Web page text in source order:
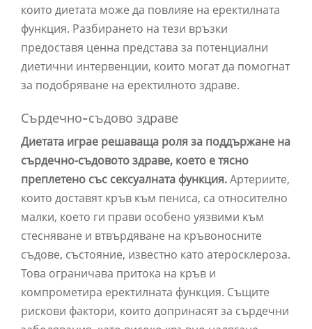
които диетата може да повлияе на еректилната
функция. Разбирането на тези връзки
предоставя ценна представа за потенциални
диетични интервенции, които могат да помогнат
за подобряване на еректилното здраве.
Сърдечно-съдово здраве
Диетата играе решаваща роля за поддържане на
сърдечно-съдовото здраве, което е тясно
преплетено със сексуалната функция.Артериите,
които доставят кръв към пениса, са относително
малки, което ги прави особено уязвими към
стесняване и втвърдяване на кръвоносните
съдове, състояние, известно като атеросклероза.
Това ограничава притока на кръв и
компрометира еректилната функция. Същите
рискови фактори, които допринасят за сърдечни